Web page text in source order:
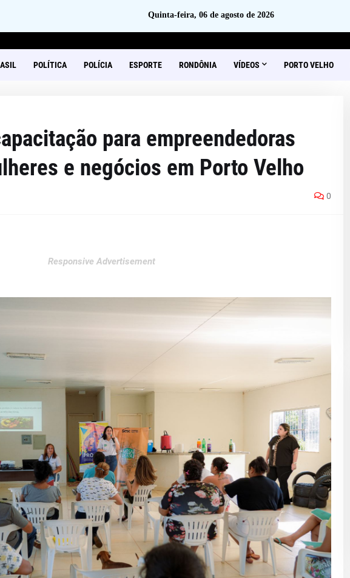
Quinta-feira, 06 de agosto de 2026
POLÍTICA POLÍCIA ESPORTE RONDÔNIA VÍDEOS PORTO VELHO
para empreendedoras
e negócios em Porto Velho
0
Responsive Advertisement